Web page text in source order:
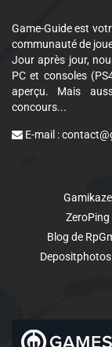
Game-Guide est
communauté de
Jour après jour,
PC et consoles
aperçu. Mais
concours...
E-mail :
Gamikaze
ZeroPing
Blog de